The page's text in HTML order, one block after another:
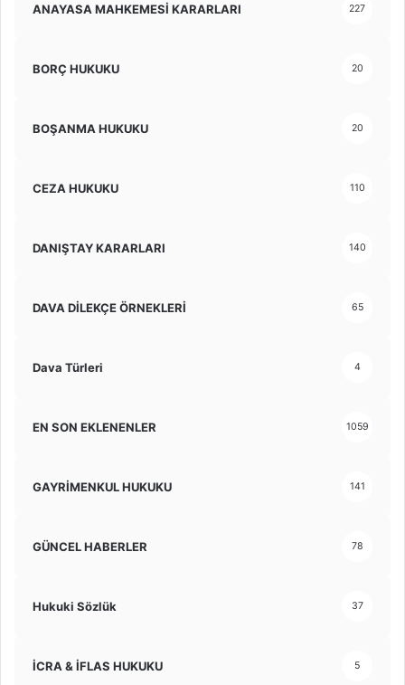
ANAYASA MAHKEMESİ KARARLARI 227
BORÇ HUKUKU 20
BOŞANMA HUKUKU 20
CEZA HUKUKU 110
DANIŞTAY KARARLARI 140
DAVA DİLEKÇE ÖRNEKLERİ 65
Dava Türleri 4
EN SON EKLENENLER 1059
GAYRİMENKUL HUKUKU 141
GÜNCEL HABERLER 78
Hukuki Sözlük 37
İCRA & İFLAS HUKUKU 5